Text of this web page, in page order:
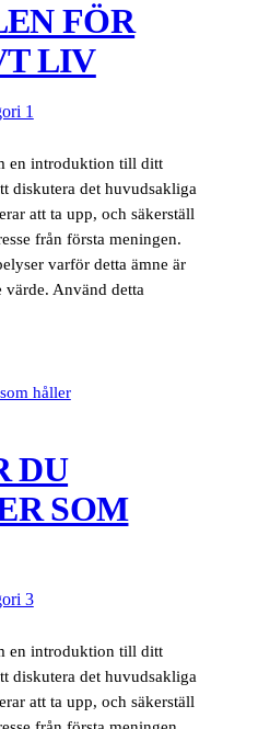
FÖR
LIV
1
en introduktion till ditt
diskutera det huvudsakliga
att ta upp, och säkerställ
från första meningen.
varför detta ämne är
Använd detta
DU
SOM
3
en introduktion till ditt
diskutera det huvudsakliga
att ta upp, och säkerställ